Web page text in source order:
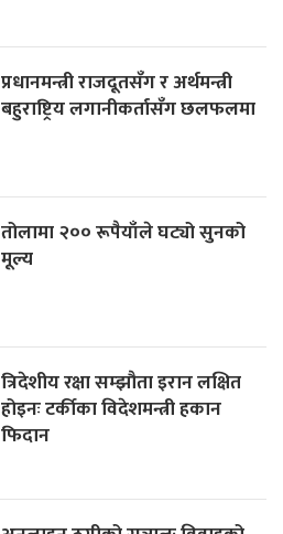
प्रधानमन्त्री राजदूतसँग र अर्थमन्त्री
बहुराष्ट्रिय लगानीकर्तासँग छलफलमा
तोलामा २०० रूपैयाँले घट्यो सुनको
मूल्य
त्रिदेशीय रक्षा सम्झौता इरान लक्षित
होइनः टर्कीका विदेशमन्त्री हकान
फिदान